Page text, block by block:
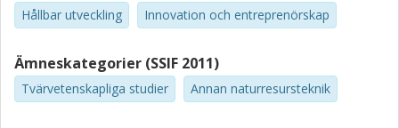
Hållbar utveckling Innovation och entreprenörskap
Ämneskategorier (SSIF 2011)
Tvärvetenskapliga studier Annan naturresursteknik